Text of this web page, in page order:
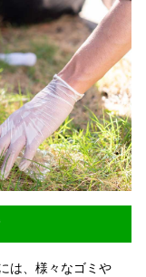
は、様々なゴミや